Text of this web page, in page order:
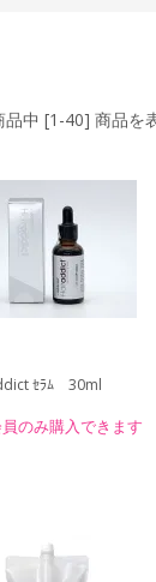
中 [1-40] 商品を
ｾﾗﾑ 30ml
のみ購入できます